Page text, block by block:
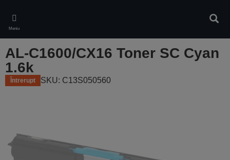
main
content
Meniu
AL-C1600/CX16 Toner SC Cyan
1.6k
Întrerupt SKU: C13S050560